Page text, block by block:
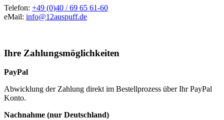
Telefon: +49 (0)40 / 69 65 61-60
eMail: info@12auspuff.de
Ihre Zahlungsmöglichkeiten
PayPal
Abwicklung der Zahlung direkt im Bestellprozess über Ihr PayPal
Konto.
Nachnahme (nur Deutschland)